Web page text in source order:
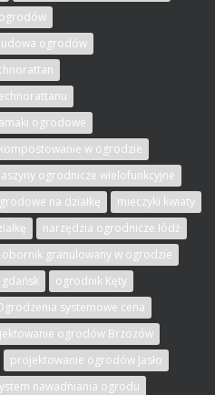
ogrodów
ogrodowe
kompostowanie w ogrodzie
ogrodnicze wielofunkcyjne
na działkę
mieczyki kwiaty
narzędzia ogrodnicze łódź
obornik granulowany w ogrodzie
ogrodnik Kęty
systemowe cena
ogrodów Brzozów
projektowanie ogrodów Jasło
nawadniania ogrodu